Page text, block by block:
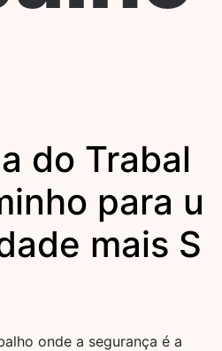
do Trabal
para u
mais S
onde a segurança é a